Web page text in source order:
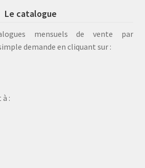
Le catalogue
mensuels de vente par
demande en cliquant sur :
: